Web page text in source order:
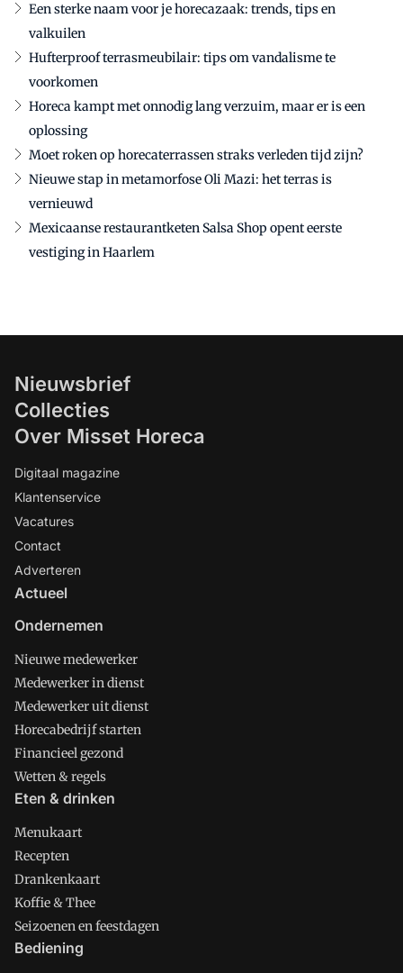
Een sterke naam voor je horecazaak: trends, tips en
valkuilen
Hufterproof terrasmeubilair: tips om vandalisme te
voorkomen
Horeca kampt met onnodig lang verzuim, maar er is een
oplossing
Moet roken op horecaterrassen straks verleden tijd zijn?
Nieuwe stap in metamorfose Oli Mazi: het terras is
vernieuwd
Mexicaanse restaurantketen Salsa Shop opent eerste
vestiging in Haarlem
Nieuwsbrief
Collecties
Over Misset Horeca
Digitaal magazine
Klantenservice
Vacatures
Contact
Adverteren
Actueel
Ondernemen
Nieuwe medewerker
Medewerker in dienst
Medewerker uit dienst
Horecabedrijf starten
Financieel gezond
Wetten & regels
Eten & drinken
Menukaart
Recepten
Drankenkaart
Koffie & Thee
Seizoenen en feestdagen
Bediening